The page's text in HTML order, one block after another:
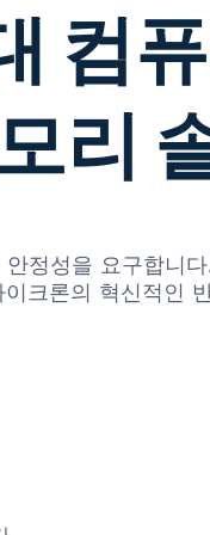
컴
리
정성을 요구합니
크론의 혁신적인